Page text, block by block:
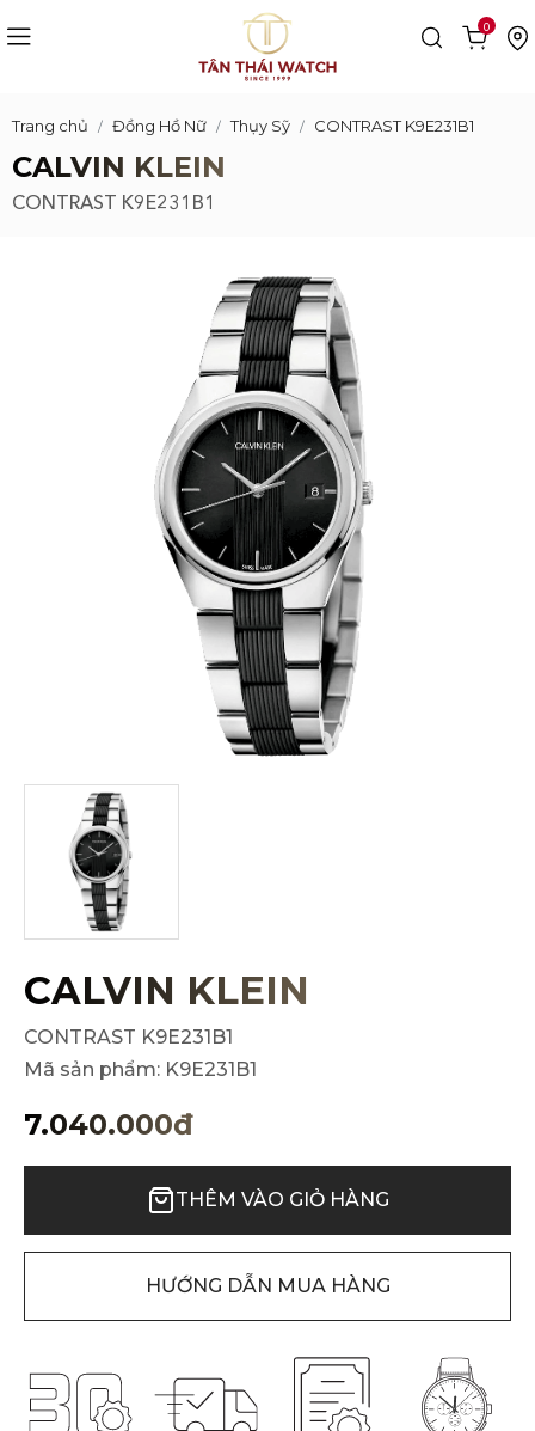
0
Trang chủ Đồng Hồ Nữ Thụy Sỹ CONTRAST K9E231B1
CALVIN KLEIN
CONTRAST K9E231B1
CALVIN KLEIN
CONTRAST K9E231B1
Mã sản phẩm: K9E231B1
7.040.000đ
THÊM VÀO GIỎ HÀNG
HƯỚNG DẪN MUA HÀNG